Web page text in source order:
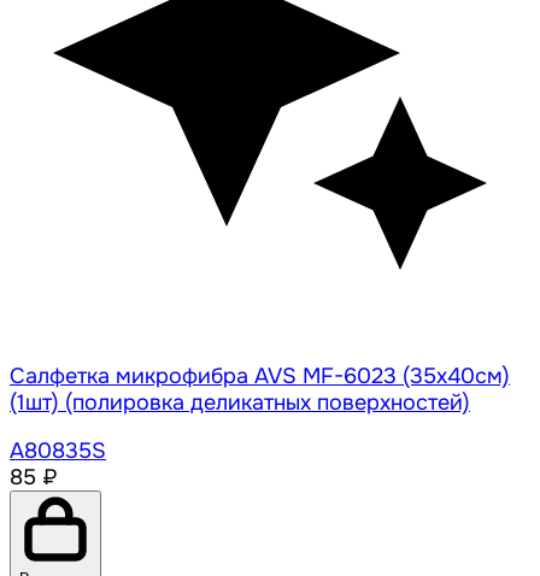
Салфетка микрофибра AVS MF-6023 (35х40см)
(1шт) (полировка деликатных поверхностей)
A80835S
85 ₽